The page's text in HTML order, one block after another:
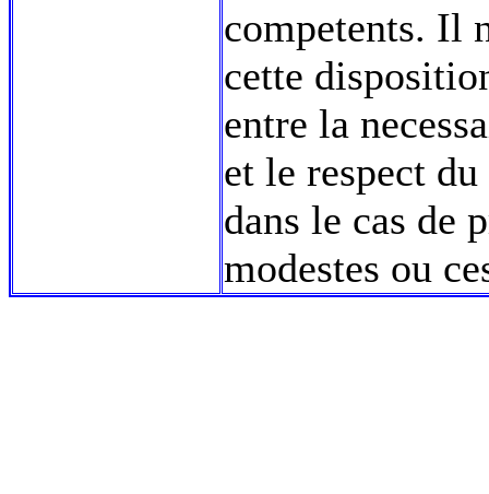
competents. Il
cette
entre la
et le respect
dans le cas de
modestes ou